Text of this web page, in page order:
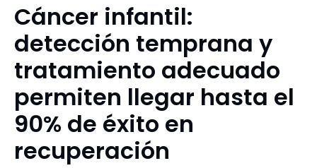
Cáncer infantil:
detección temprana y
tratamiento adecuado
permiten llegar hasta el
90% de éxito en
recuperación